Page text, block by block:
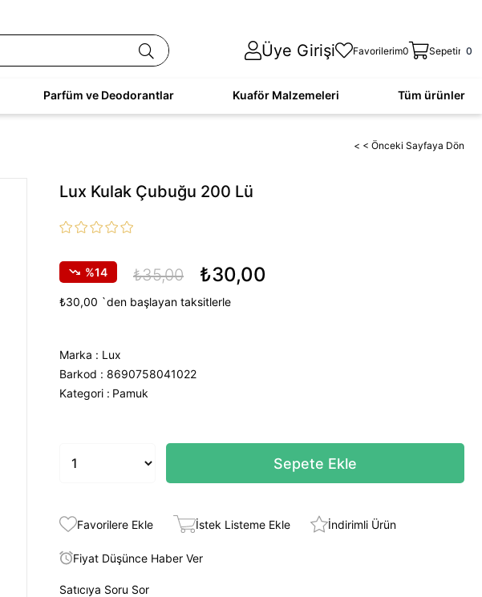
Üye Girişi Favorilerim0 Sepetim 0
Parfüm ve Deodorantlar Kuaför Malzemeleri Tüm ürünler
< < Önceki Sayfaya Dön
Lux Kulak Çubuğu 200 Lü
14 ₺35,00 ₺30,00
₺30,00 `den başlayan taksitlerle
Marka : Lux
Barkod : 8690758041022
Kategori : Pamuk
Favorilere Ekle İstek Listeme Ekle İndirimli Ürün
Fiyat Düşünce Haber Ver
Satıcıya Soru Sor